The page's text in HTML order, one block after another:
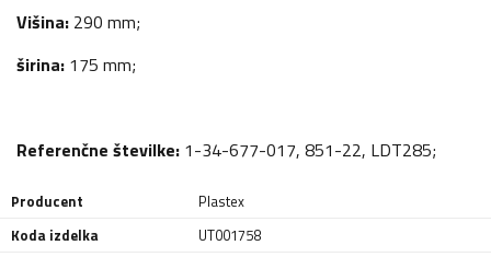
Višina: 290 mm;
širina: 175 mm;
Referenčne številke: 1-34-677-017, 851-22, LDT285;
Producent
Plastex
Koda izdelka
UT001758